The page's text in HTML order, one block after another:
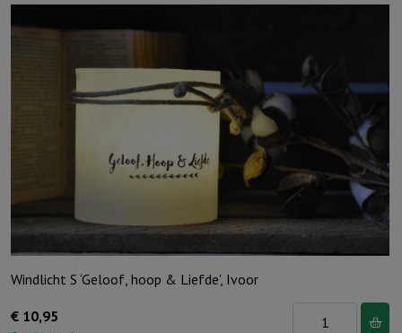
Windlicht S ‘Geloof, hoop & Liefde’, Ivoor
€ 10,95
Windlicht